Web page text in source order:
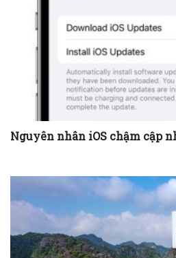
Nguyên nhân iOS chậm cập